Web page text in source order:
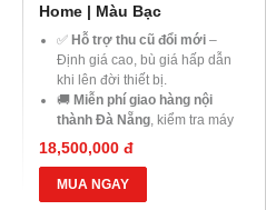
Home | Màu Bạc
✅ Hỗ trợ thu cũ đổi mới –
Định giá cao, bù giá hấp dẫn
khi lên đời thiết bị.
🚚 Miễn phí giao hàng nội
thành Đà Nẵng, kiểm tra máy
trước khi thanh toán.
💳
Trả góp 0% qua thẻ tín
dụng hoặcHD Saison chỉ từ
1%/tháng, thủ tục đơn giản.
18,500,000 đ
MUA NGAY